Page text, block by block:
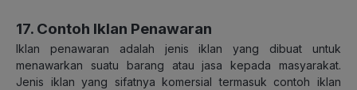
17. Contoh Iklan Penawaran
Iklan penawaran adalah jenis iklan yang dibuat untuk
menawarkan suatu barang atau jasa kepada masyarakat.
Jenis iklan yang sifatnya komersial termasuk contoh iklan